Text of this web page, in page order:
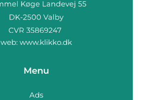
web: www.klikko.dk
Menu
Ads